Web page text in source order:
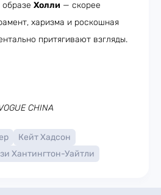
Холли — скорее
харизма и роскошная
притягивают взгляды.
CHINA
Кейт Хадсон
Хантингтон-Уайтли